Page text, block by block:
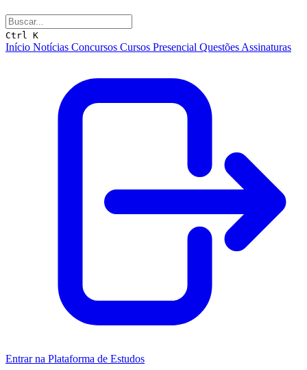
Ctrl K
Início Notícias Concursos Cursos Presencial Questões Assinaturas
Entrar na Plataforma de Estudos